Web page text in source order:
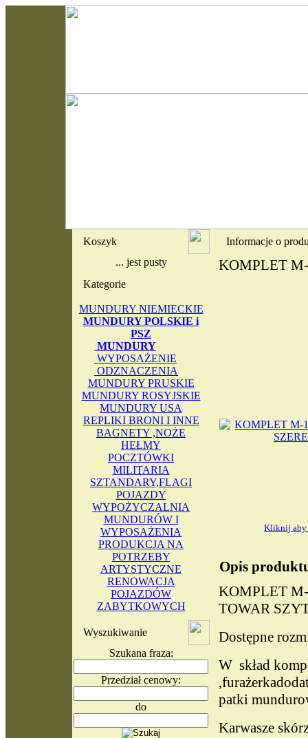
Koszyk
... jest pusty
Kategorie
MUNDURY NIEMIECKIE
MUNDURY POLSKIE i
PSZ
MUNDURY
WYPOSAŻENIE
ODZNACZENIA
MUNDURY PRUSKIE
MUNDURY ROSYJSKIE
MUNDURY USA
REPLIKI BRONI I INNE
BAGNETY ,NOŻE
HEŁMY
POCZTÓWKI
MILITARIA
SZTANDARY,FLAGI
POJAZDY
WYPOŻYCZALNIA
MUNDURÓW I
WYPOSAŻENIA
PRODUKCJA NA
POTRZEBY
ARTYSTYCZNE
RENOWACJA
POJAZDÓW
ZABYTKOWYCH
Wyszukiwanie
Szukana fraza:
Przedział cenowy:
do
Informacje o
KOMPLET
Kliknij aby
Opis
KOMPLET
TOWAR
Dostępne
W skład
patki
Karwasze